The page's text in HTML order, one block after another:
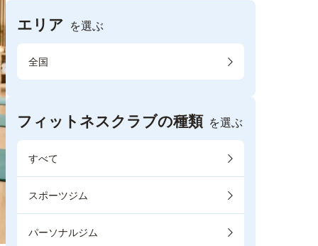
エリア を選ぶ
全国
フィットネスクラブの種類 を選ぶ
すべて
スポーツジム
パーソナルジム